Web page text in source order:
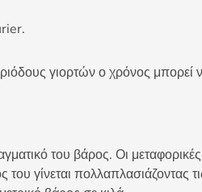
γιορτών ο χρόνος μπορεί
του βάρος. Οι μεταφορικές
γίνεται πολλαπλασιάζοντας